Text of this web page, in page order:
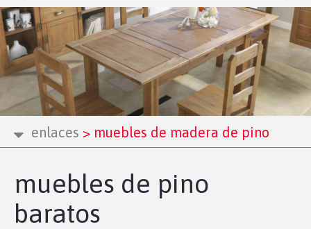
enlaces > muebles de madera de pino
muebles de pino
baratos